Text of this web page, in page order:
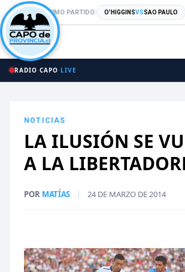
PRÓXIMO PARTIDO: O'HIGGINSVSSAO PAULO
RADIO CAPO LIVE
NOTICIAS
LA ILUSIÓN SE
A LA
POR MATÍAS | 24 DE MARZO DE 2014